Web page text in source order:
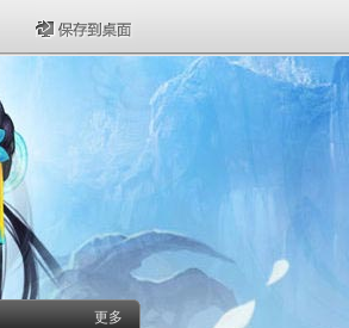
保存到桌面
更多